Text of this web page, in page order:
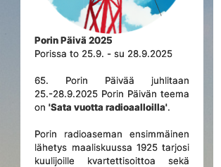
Porin Päivä 2025
Porissa to 25.9. - su 28.9.2025
65. Porin Päivää juhlitaan
25.-28.9.2025 Porin Päivän teema
on'Sata vuotta radioaalloilla'.
Porin radioaseman ensimmäinen
lähetys maaliskuussa 1925 tarjosi
kuulijoille kvartettisoittoa sekä